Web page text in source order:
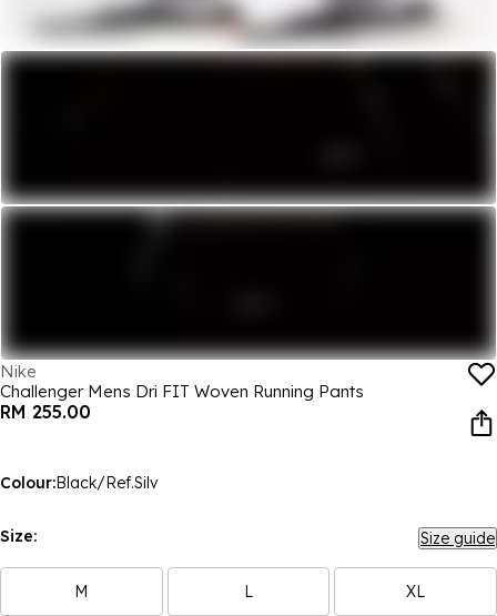
Nike
Challenger Mens Dri FIT Woven Running Pants
RM 255.00
Colour:Black/Ref.Silv
Size: Size guide
M L XL